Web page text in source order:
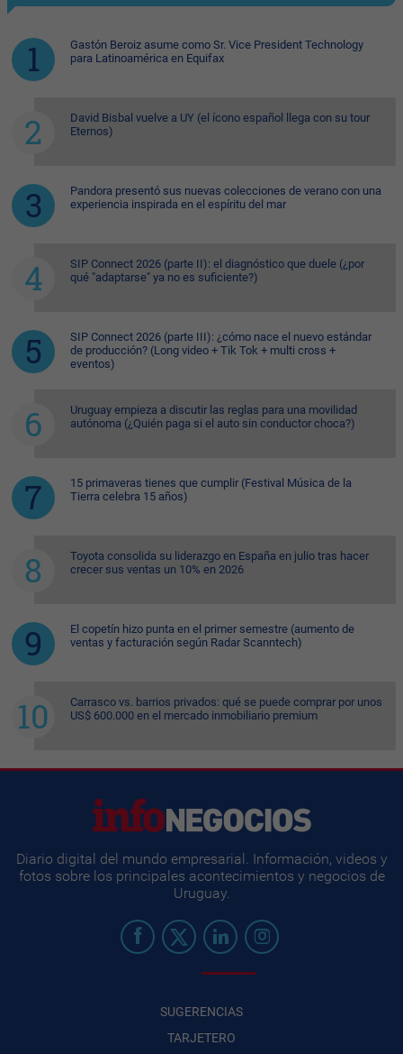
Gastón Beroiz asume como Sr. Vice President Technology
para Latinoamérica en Equifax
David Bisbal vuelve a UY (el ícono español llega con su tour
Eternos)
Pandora presentó sus nuevas colecciones de verano con una
experiencia inspirada en el espíritu del mar
SIP Connect 2026 (parte II): el diagnóstico que duele (¿por
qué "adaptarse" ya no es suficiente?)
SIP Connect 2026 (parte III): ¿cómo nace el nuevo estándar
de producción? (Long video + Tik Tok + multi cross +
eventos)
Uruguay empieza a discutir las reglas para una movilidad
autónoma (¿Quién paga si el auto sin conductor choca?)
15 primaveras tienes que cumplir (Festival Música de la
Tierra celebra 15 años)
Toyota consolida su liderazgo en España en julio tras hacer
crecer sus ventas un 10% en 2026
El copetín hizo punta en el primer semestre (aumento de
ventas y facturación según Radar Scanntech)
Carrasco vs. barrios privados: qué se puede comprar por unos
US$ 600.000 en el mercado inmobiliario premium
Diario digital del mundo empresarial. Información, videos y
fotos sobre los principales acontecimientos y negocios de
Uruguay.
SUGERENCIAS
TARJETERO